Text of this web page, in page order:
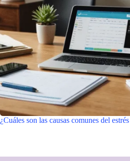
¿Cuáles son las causas comunes del